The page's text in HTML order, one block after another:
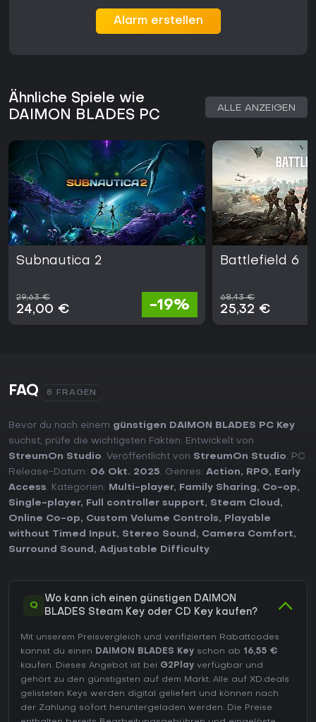
Alarm erstellen
Ähnliche Spiele wie
DAIMON BLADES PC
ALLE ANZEIGEN
Subnautica 2
29,63 €
24,00 € -19%
Battlefield 6
68,43 €
25,32 €
FAQ 8 FRAGEN
Bevor du nach einem günstigen DAIMON BLADES PC Key
suchst, prüfe die wichtigsten Fakten. Entwickelt von
StreumOn Studio. Veröffentlicht von StreumOn Studio. PC
Release-Datum: 06 Okt. 2025. Genres: Action, RPG,
Early
Access. Kategorien: Multi-player, Family Sharing, Co-op,
Single-player, Full controller support, Steam Cloud ,
Online Co-op, Custom Volume Controls,
Playable
without Timed Input, Stereo Sound , Camera Comfort,
Surround Sound , Adjustable Difficulty.
Q
Wo kann ich einen günstigen DAIMON
BLADES Steam Key oder CD Key kaufen?
Mit unserem Preisvergleich und verifizierten Rabattcodes
kannst du einen DAIMON BLADES Key schon ab 16,55 €
kaufen. Dieses Angebot ist bei G2Play verfügbar und
gehört zu den günstigsten auf dem Markt. Alle auf XD.deals
gelisteten Keys werden digital geliefert und können nach
der Zahlung sofort heruntergeladen werden. Die Preise